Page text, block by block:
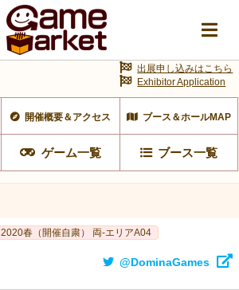
開催概要＆アクセス ブース＆ホールMAP
ゲーム一覧 ブース一覧
出展申し込みはこちら
Exhibitor Application
2020春（開催自粛） 両-エリアA04
@DominaGames